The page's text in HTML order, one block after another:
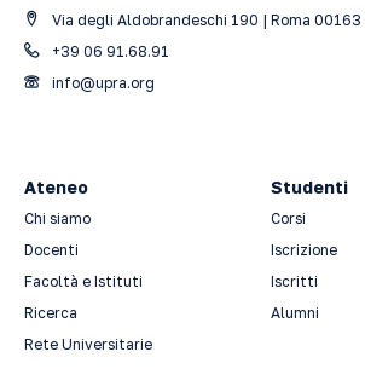
Via degli Aldobrandeschi 190 | Roma 00163
+39 06 91.68.91
info@upra.org
Ateneo
Chi siamo
Docenti
Facoltà e Istituti
Ricerca
Rete Universitarie
Studenti
Corsi
Iscrizione
Iscritti
Alumni